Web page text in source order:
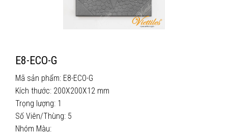
E8-ECO-G
Mã sản phẩm: E8-ECO-G
Kích thước: 200X200X12 mm
Trọng lượng: 1
Số Viên/Thùng: 5
Nhóm Màu: